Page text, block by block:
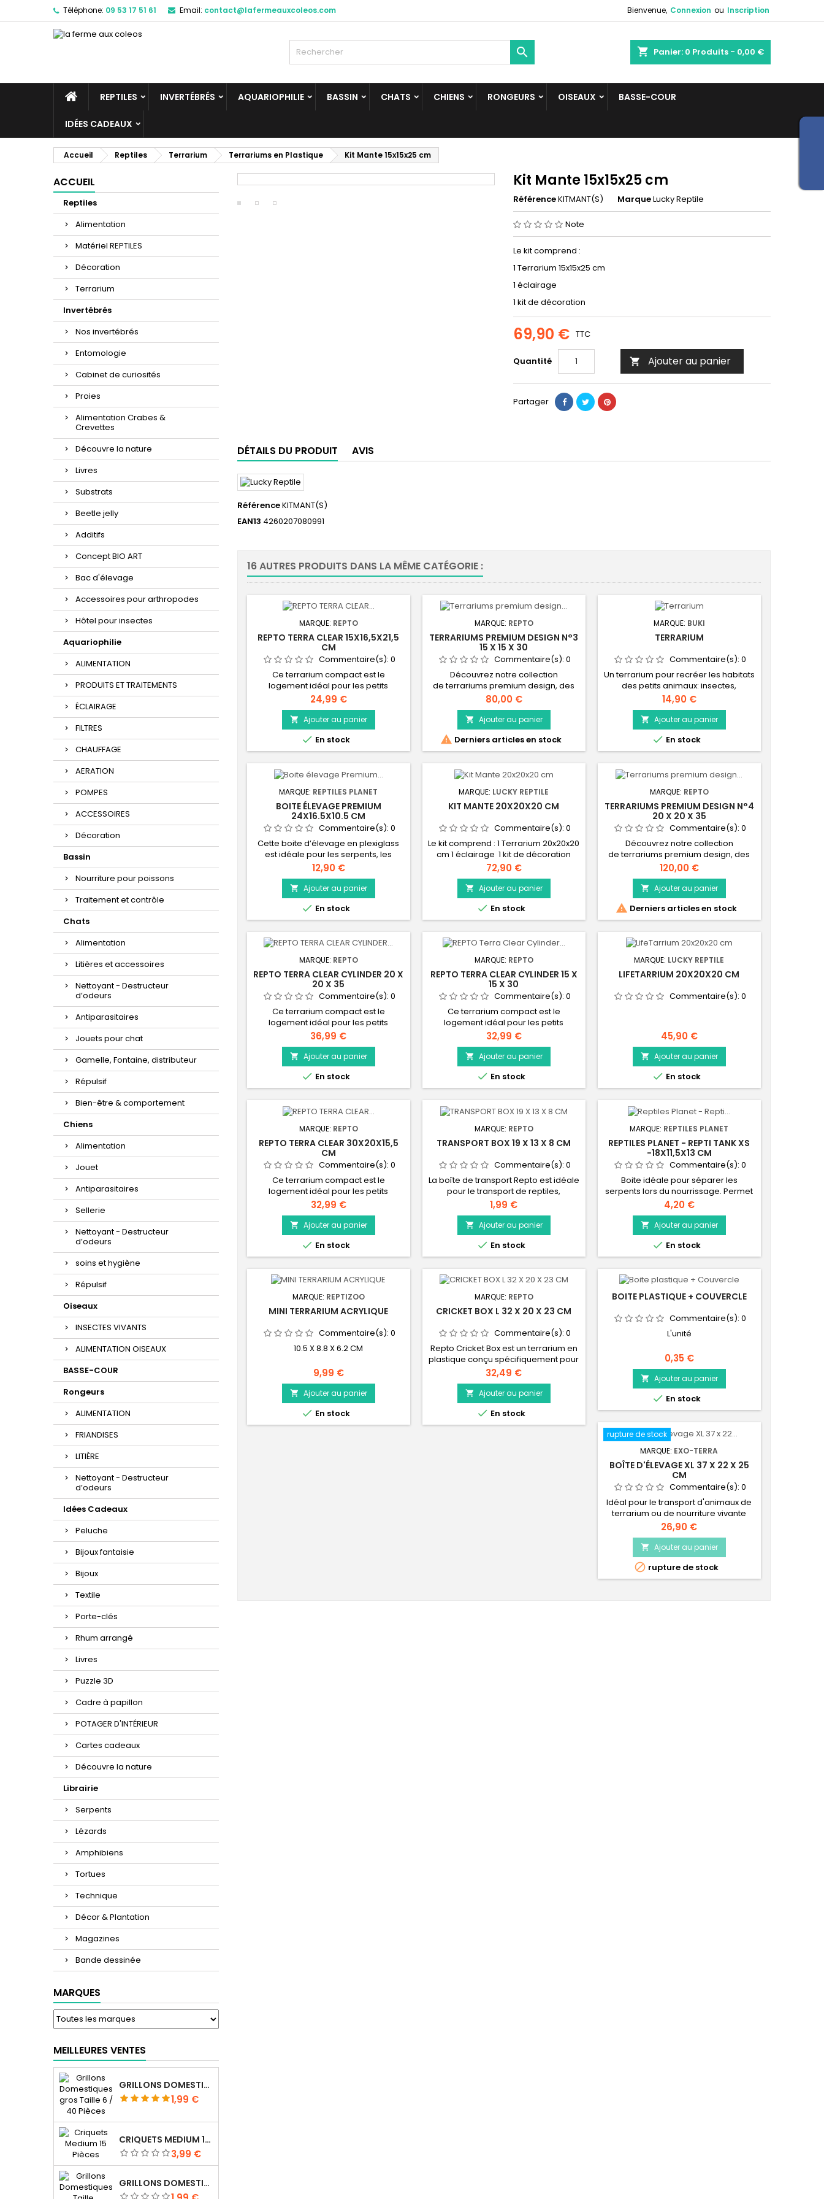
Téléphone: 09 53 17 51 61 Email: contact@lafermeauxcoleos.com Bienvenue, Connexion ou Inscription
shopping_cart Panier: 0 Produits - 0,00 €

REPTILES INVERTÉBRÉS AQUARIOPHILIE BASSIN CHATS CHIENS RONGEURS OISEAUX BASSE-COUR
IDÉES CADEAUX
Accueil Reptiles Terrarium Terrariums en Plastique Kit Mante 15x15x25 cm
ACCUEIL
Reptiles
Alimentation
Matériel REPTILES
Décoration
Terrarium
Invertébrés
Nos invertébrés
Entomologie
Cabinet de curiosités
Proies
Alimentation Crabes &
Crevettes
Découvre la nature
Livres
Substrats
Beetle jelly
Additifs
Concept BIO ART
Bac d'élevage
Accessoires pour arthropodes
Hôtel pour insectes
Aquariophilie
ALIMENTATION
PRODUITS ET TRAITEMENTS
ÉCLAIRAGE
FILTRES
CHAUFFAGE
AERATION
POMPES
ACCESSOIRES
Décoration
Bassin
Nourriture pour poissons
Traitement et contrôle
Chats
Alimentation
Litières et accessoires
Nettoyant - Destructeur
d’odeurs
Antiparasitaires
Jouets pour chat
Gamelle, Fontaine, distributeur
Répulsif
Bien-être & comportement
Chiens
Alimentation
Jouet
Antiparasitaires
Sellerie
Nettoyant - Destructeur
d’odeurs
soins et hygiène
Répulsif
Oiseaux
INSECTES VIVANTS
ALIMENTATION OISEAUX
BASSE-COUR
Rongeurs
ALIMENTATION
FRIANDISES
LITIÈRE
Nettoyant - Destructeur
d’odeurs
Idées Cadeaux
Peluche
Bijoux fantaisie
Bijoux
Textile
Porte-clés
Rhum arrangé
Livres
Puzzle 3D
Cadre à papillon
POTAGER D'INTÉRIEUR
Cartes cadeaux
Découvre la nature
Librairie
Serpents
Lézards
Amphibiens
Tortues
Technique
Décor & Plantation
Magazines
Bande dessinée
MARQUES
MEILLEURES VENTES
GRILLONS DOMESTIQUES GROS TAILLE 6 / 40 PIÈCES
Prix
1,99 €
CRIQUETS MEDIUM 15 PIÈCES
Prix
3,99 €
GRILLONS DOMESTIQUES TAILLE 4 / 70 PIÈCES
Kit Mante 15x15x25 cm
RéférenceKITMANT(S) MarqueLucky Reptile
Note
Le kit comprend :
1 Terrarium 15x15x25 cm
1 éclairage
1 kit de décoration
69,90 € TTC
Quantité  Ajouter au panier
Partager
DÉTAILS DU PRODUIT AVIS
RéférenceKITMANT(S)
EAN13 4260207080991
16 AUTRES PRODUITS DANS LA MÊME CATÉGORIE :
MARQUE: REPTO
REPTO TERRA CLEAR 15X16,5X21,5
CM
Commentaire(s):0
Ce terrarium compact est le
logement idéal pour les petits
habitants de terrarium et offre une
vue optimale sur vos animaux. Ce
terrarium est fait d'acrylique extra
clair pour une vue cristalline Le
panneau grillagé en haut offre la
possibilité de placer une lampe. Le
panneau grillagé peut également
être recouvert de la plaque acrylique
Prix
24,99 €
 Ajouter au panier
 En stock
MARQUE: REPTO
TERRARIUMS PREMIUM DESIGN N°3
15 X 15 X 30
Commentaire(s):0
Découvrez notre collection
de terrariums premium design, des
compositions végétales uniques
réalisées à la main. Véritables mini
écosystèmes Ce terrarium compact
est le logement idéal pour les petits
habitants de terrarium et offre une
vision optimale de vos animaux. Ce
terrarium est fait d'acrylique extra
clair pour une transparence parfaite
Prix
80,00 €
 Ajouter au panier
 Derniers articles en stock
MARQUE: BUKI
TERRARIUM
Commentaire(s):0
Un terrarium pour recréer les habitats
des petits animaux: insectes,
escargots, araignées, têtards,
scarabées, gendarmes… Collecte
avec la pince des végétaux et des
roches pour décorer l’habitat.
Observe les animaux avec la loupe
amovible x6 et avec la loupe graduée
x3.
Prix
14,90 €
 Ajouter au panier
 En stock
MARQUE: REPTILES PLANET
BOITE ÉLEVAGE PREMIUM
24X16.5X10.5 CM
Commentaire(s):0
Cette boite d’élevage en plexiglass
est idéale pour les serpents, les
amphibiens, les insectes ou d’autres
petits animaux. Cette boite d’élevage
est équipée d’un système de
fermeture, d’ergots permettant de les
empiler et d’une petite porte frontale
ouvrable même si les boites sont
empilées (pratique pour le
nourrissage).
Prix
12,90 €
 Ajouter au panier
 En stock
MARQUE: LUCKY REPTILE
KIT MANTE 20X20X20 CM
Commentaire(s):0
Le kit comprend : 1 Terrarium 20x20x20
cm 1 éclairage 1 kit de décoration
Prix
72,90 €
 Ajouter au panier
 En stock
MARQUE: REPTO
TERRARIUMS PREMIUM DESIGN N°4
20 X 20 X 35
Commentaire(s):0
Découvrez notre collection
de terrariums premium design, des
compositions végétales uniques
réalisées à la main. Véritables mini
écosystèmes Ce terrarium compact
est le logement idéal pour les petits
habitants de terrarium et offre une
vision optimale de vos animaux. Ce
terrarium est fait d'acrylique extra
clair pour une transparence parfaite
Prix
120,00 €
 Ajouter au panier
 Derniers articles en stock
MARQUE: REPTO
REPTO TERRA CLEAR CYLINDER 20 X
20 X 35
Commentaire(s):0
Ce terrarium compact est le
logement idéal pour les petits
habitants de terrarium et offre une
vision optimale de vos animaux. Ce
terrarium est fait d'acrylique extra
clair pour une transparence parfaite
La forme cylindrique unique confère à
ce terrarium un look élégant et une
visibilité optimale à 360 degrés. Taille
Ø15x30cm. Livré assemblé. Comprend
Prix
36,99 €
 Ajouter au panier
 En stock
MARQUE: REPTO
REPTO TERRA CLEAR CYLINDER 15 X
15 X 30
Commentaire(s):0
Ce terrarium compact est le
logement idéal pour les petits
habitants de terrarium et offre une
vue optimale sur vos animaux. Ce
terrarium est fait d'acrylique extra
clair pour une vue cristalline. Le
panneau grillagé en haut offre la
possibilité de placer une lampe. Le
panneau grillagé peut également
être recouvert de la plaque acrylique
Prix
32,99 €
 Ajouter au panier
 En stock
MARQUE: LUCKY REPTILE
LIFETARRIUM 20X20X20 CM
Commentaire(s):0
Prix
45,90 €
 Ajouter au panier
 En stock
MARQUE: REPTO
REPTO TERRA CLEAR 30X20X15,5
CM
Commentaire(s):0
Ce terrarium compact est le
logement idéal pour les petits
habitants de terrarium et offre une
vue optimale sur vos animaux. Ce
terrarium est fait d'acrylique extra
clair pour une vue cristalline. Le
panneau grillagé en haut offre la
possibilité de placer une lampe. Le
panneau grillagé peut également
être recouvert de la plaque acrylique
Prix
32,99 €
 Ajouter au panier
 En stock
MARQUE: REPTO
TRANSPORT BOX 19 X 13 X 8 CM
Commentaire(s):0
La boîte de transport Repto est idéale
pour le transport de reptiles,
d'amphibiens ou d'insectes. Le
couvercle à ouverture facile
empêche les fuites. Ces bacs
pratiques peuvent être utilisés de
différentes manières, mais ils sont
idéaux pour héberger
temporairement les animaux (y
compris les proies vivantes) pendant
Prix
1,99 €
 Ajouter au panier
 En stock
MARQUE: REPTILES PLANET
REPTILES PLANET - REPTI TANK XS
-18X11,5X13 CM
Commentaire(s):0
Boite idéale pour séparer les
serpents lors du nourrissage. Permet
d’isoler un animal malade ou de le
transporter en toute sécurité.
Prix
4,20 €
 Ajouter au panier
 En stock
MARQUE: REPTIZOO
MINI TERRARIUM ACRYLIQUE
Commentaire(s):0
10.5 X 8.8 X 6.2 CM
Prix
9,99 €
 Ajouter au panier
 En stock
MARQUE: REPTO
CRICKET BOX L 32 X 20 X 23 CM
Commentaire(s):0
Repto Cricket Box est un terrarium en
plastique conçu spécifiquement pour
conserver les criquets et grillons et
les distribuer à vos animaux. Les
grillons vont se cacher dans les tubes,
et seront donc faciles à attraper pour
nourrir vos animaux. Boîtier anti
évasion, même lorsque les tubes
Prix
32,49 €
 Ajouter au panier
 En stock
BOITE PLASTIQUE + COUVERCLE
Commentaire(s):0
L'unité
Prix
0,35 €
 Ajouter au panier
 En stock
rupture de stock
MARQUE: EXO-TERRA
BOÎTE D'ÉLEVAGE XL 37 X 22 X 25
CM
Commentaire(s):0
Idéal pour le transport d'animaux de
terrarium ou de nourriture vivante
Excellent pour le logement
temporaire ou la quarantaine Porte
en plastique transparent facilitant
l'accès Facile à nettoyer et à
désinfecter 370 x 220 x 250 mm
Prix
26,90 €
 Ajouter au panier
 rupture de stock